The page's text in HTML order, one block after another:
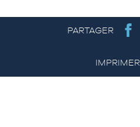
PARTAGER
IMPRIMER